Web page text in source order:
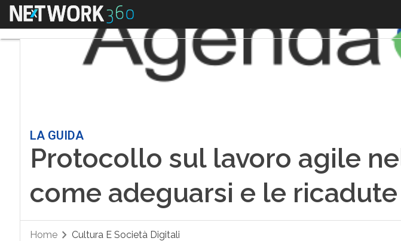
Menu
LA GUIDA
Protocollo sul lavoro agile
come adeguarsi e le
Home Cultura E Società Digitali